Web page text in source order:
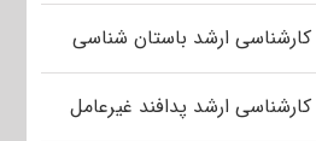
کارشناسی ارشد باستان شناسی
کارشناسی ارشد پدافند غیرعامل